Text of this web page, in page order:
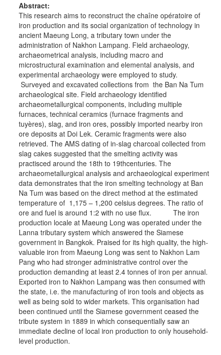
Abstract:
This research aims to reconstruct the chaîne opératoire of
iron production and its social organization of technology in
ancient Maeung Long, a tributary town under the
administration of Nakhon Lampang. Field archaeology,
archaeometrical analysis, including macro and
microstructural examination and elemental analysis, and
experimental archaeology were employed to study.
Surveyed and excavated collections from the Ban Na Tum
archaeological site. Field archaeology identified
archaeometallurgical components, including multiple
furnaces, technical ceramics (furnace fragments and
tuyères), slag, and iron ores, possibly imported nearby iron
ore deposits at Doi Lek. Ceramic fragments were also
retrieved. The AMS dating of in-slag charcoal collected from
slag cakes suggested that the smelting activity was
practisced around the 18th to 19thcenturies. The
archaeometallurgical analysis and archaeological experiment
data demonstrates that the iron smelting technology at Ban
Na Tum was based on the direct method at the estimated
temperature of 1,175 – 1,200 celsius degrees. The ratio of
ore and fuel is around 1:2 with no use flux. The iron
production locale at Maeung Long was operated under the
Lanna tributary system which answered the Siamese
government in Bangkok. Praised for its high quality, the high-
valuable iron from Maeung Long was sent to Nakhon Lam
Pang who had stronger administrative control over the
production demanding at least 2.4 tonnes of iron per annual.
Exported iron to Nakhon Lampang was then consumed with
the state, i.e. the manufacturing of iron tools and objects as
well as being sold to wider markets. This organisation had
been continued until the Siamese government ceased the
tribute system in 1889 in which consequentially saw an
immediate decline of local iron production to only household-
level production.